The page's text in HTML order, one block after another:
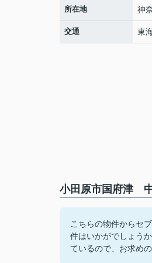
所在地 神
交通 東
小田原市国府津
こちらの物件からセ
件はいかがでしょう
ているので、お求め